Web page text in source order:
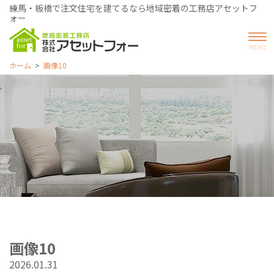
練馬・板橋で注文住宅を建てるなら地域密着の工務店アセットフ
ォー
ホーム 画像10
画像10
2026.01.31